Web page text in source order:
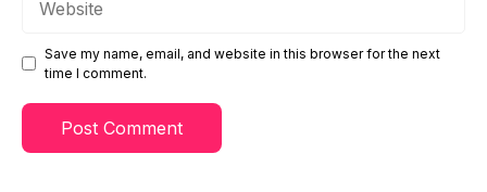
Save my name, email, and website in this browser for the next
time I comment.